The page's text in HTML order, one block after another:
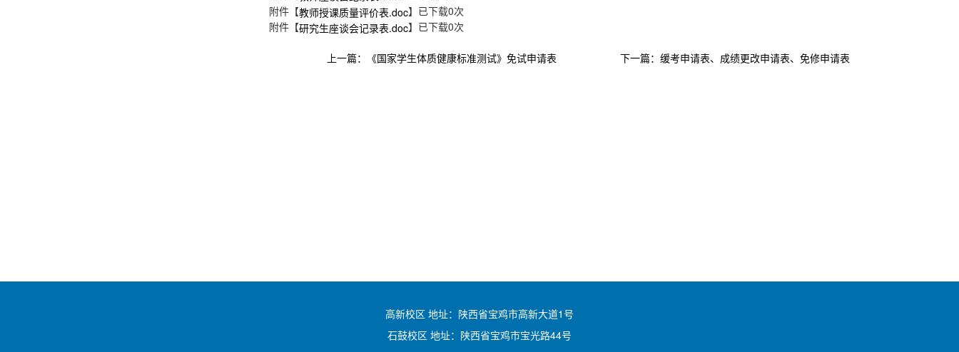
附件【教师授课质量评价表.doc】已下载0次
附件【研究生座谈会记录表.doc】已下载0次
上一篇：《国家学生体质健康标准测试》免试申请表 下一篇：缓考申请表、成绩更改申请表、免修申请表
高新校区 地址：陕西省宝鸡市高新大道1号
石鼓校区 地址：陕西省宝鸡市宝光路44号